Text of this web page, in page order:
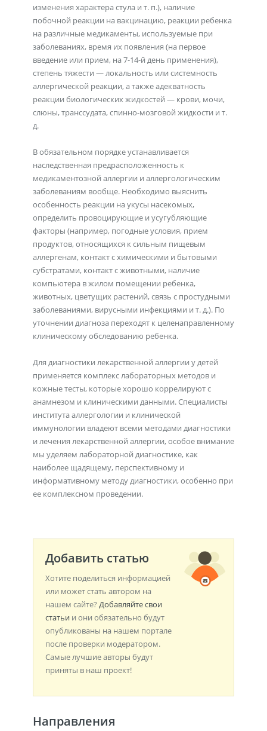
изменения характера стула и т. п.), наличие
побочной реакции на вакцинацию, реакции ребенка
на различные медикаменты, используемые при
заболеваниях, время их появления (на первое
введение или прием, на 7-14-й день применения),
степень тяжести — локальность или системность
аллергической реакции, а также адекватность
реакции биологических жидкостей — крови, мочи,
слюны, транссудата, спинно-мозговой жидкости и т.
д.
В обязательном порядке устанавливается
наследственная предрасположенность к
медикаментозной аллергии и аллергологическим
заболеваниям вообще. Необходимо выяснить
особенность реакции на укусы насекомых,
определить провоцирующие и усугубляющие
факторы (например, погодные условия, прием
продуктов, относящихся к сильным пищевым
аллергенам, контакт с химическими и бытовыми
субстратами, контакт с животными, наличие
компьютера в жилом помещении ребенка,
животных, цветущих растений, связь с простудными
заболеваниями, вирусными инфекциями и т. д.). По
уточнении диагноза переходят к целенаправленному
клиническому обследованию ребенка.
Для диагностики лекарственной аллергии у детей
применяется комплекс лабораторных методов и
кожные тесты, которые хорошо коррелируют с
анамнезом и клиническими данными. Специалисты
института аллергологии и клинической
иммунологии владеют всеми методами диагностики
и лечения лекарственной аллергии, особое внимание
мы уделяем лабораторной диагностике, как
наиболее щадящему, перспективному и
информативному методу диагностики, особенно при
ее комплексном проведении.
Добавить статью
Хотите поделиться информацией
или может стать автором на
нашем сайте? Добавляйте свои
статьи и они обязательно будут
опубликованы на нашем портале
после проверки модератором.
Самые лучшие авторы будут
приняты в наш проект!
Направления